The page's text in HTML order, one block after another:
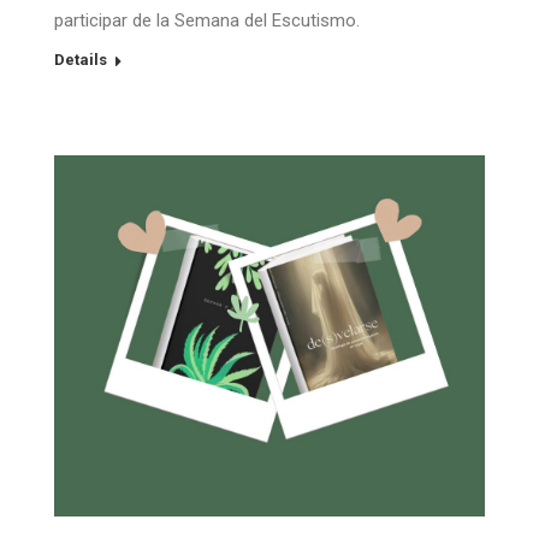
participar de la Semana del Escutismo.
Details